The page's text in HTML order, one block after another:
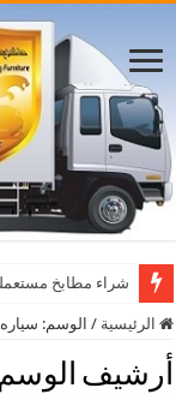
شراء مطابخ
أفضل مواقع
الرئيسية / الوسم: سياره
أرشيف